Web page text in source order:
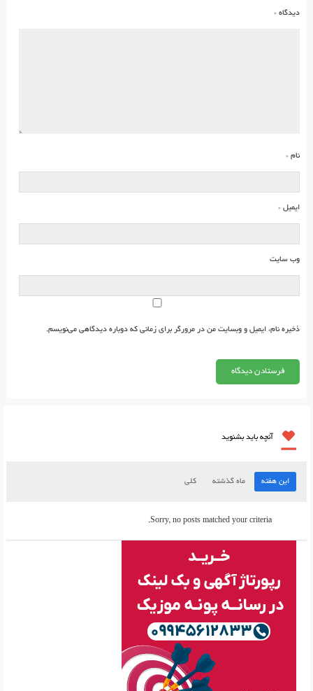
دیدگاه *
نام *
ایمیل *
وب‌ سایت
ذخیره نام، ایمیل و وبسایت من در مرورگر برای زمانی که دوباره دیدگاهی می‌نویسم.
آنچه باید بشنوید
این هفته ماه گذشته کلی
Sorry, no posts matched your criteria.